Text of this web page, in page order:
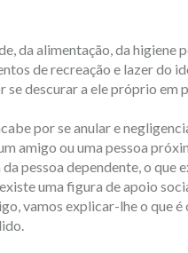
da alimentação, da higiene
de recreação e lazer do
se descurar a ele próprio em
por se anular e
amigo ou uma pessoa
pessoa dependente, o que
uma figura de apoio
vamos explicar-lhe o que